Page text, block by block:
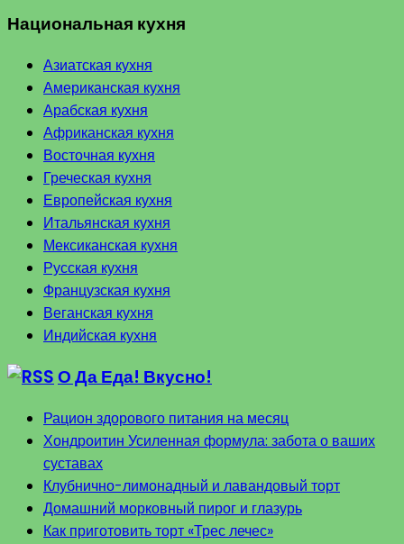
Национальная кухня
Азиатская кухня
Американская кухня
Арабская кухня
Африканская кухня
Восточная кухня
Греческая кухня
Европейская кухня
Итальянская кухня
Мексиканская кухня
Русская кухня
Французская кухня
Веганская кухня
Индийская кухня
О Да Еда! Вкусно!
Рацион здорового питания на месяц
Хондроитин Усиленная формула: забота о ваших
суставах
Клубнично-лимонадный и лавандовый торт
Домашний морковный пирог и глазурь
Как приготовить торт «Трес лечес»